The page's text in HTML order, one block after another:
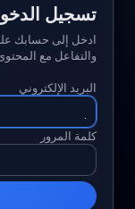
تسجيل
ادخل إلى حسابك
والتفاعل مع
البريد الإلكتروني
كلمة المرور